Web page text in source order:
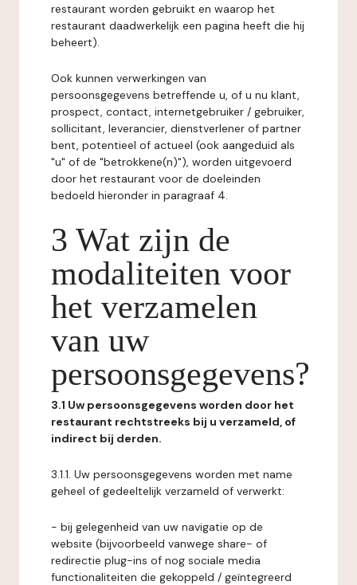
restaurant worden gebruikt en waarop het
restaurant daadwerkelijk een pagina heeft die hij
beheert).
Ook kunnen verwerkingen van
persoonsgegevens betreffende u, of u nu klant,
prospect, contact, internetgebruiker / gebruiker,
sollicitant, leverancier, dienstverlener of partner
bent, potentieel of actueel (ook aangeduid als
"u" of de "betrokkene(n)"), worden uitgevoerd
door het restaurant voor de doeleinden
bedoeld hieronder in paragraaf 4.
3 Wat zijn de
modaliteiten voor
het verzamelen
van uw
persoonsgegevens?
3.1 Uw persoonsgegevens worden door het
restaurant rechtstreeks bij u verzameld, of
indirect bij derden.
3.1.1. Uw persoonsgegevens worden met name
geheel of gedeeltelijk verzameld of verwerkt:
- bij gelegenheid van uw navigatie op de
website (bijvoorbeeld vanwege share- of
redirectie plug-ins of nog sociale media
functionaliteiten die gekoppeld / geïntegreerd